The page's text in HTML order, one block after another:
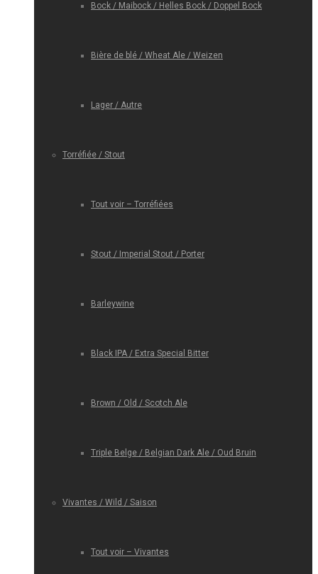
Bock / Maibock / Helles Bock / Doppel Bock
Bière de blé / Wheat Ale / Weizen
Lager / Autre
Torréfiée / Stout
Tout voir – Torréfiées
Stout / Imperial Stout / Porter
Barleywine
Black IPA / Extra Special Bitter
Brown / Old / Scotch Ale
Triple Belge / Belgian Dark Ale / Oud Bruin
Vivantes / Wild / Saison
Tout voir – Vivantes